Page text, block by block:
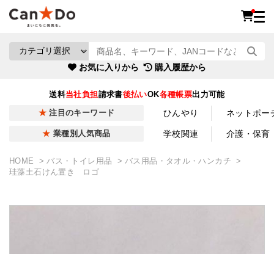
お気に入りから 購入履歴から
送料当社負担請求書後払いOK各種帳票出力可能
注目のキーワード ひんやり ネットポー
業種別人気商品 学校関連 介護・保育
HOME バス・トイレ用品
バス用品・タオル・ハンカチ
珪藻土石けん置き ロゴ